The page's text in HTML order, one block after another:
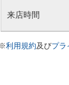
来店時間
※利用規約及びプラ